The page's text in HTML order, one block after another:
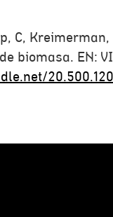
C,
biomasa. EN: